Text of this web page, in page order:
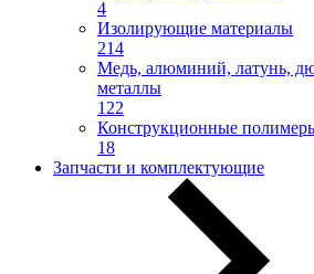
4
Изолирующие материалы
214
Медь, алюминий, латунь,
металлы
122
Конструкционные
18
Запчасти и комплектующие